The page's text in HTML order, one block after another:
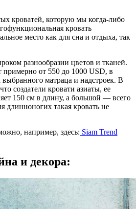
кроватей, которую мы когда-либо
кровать
место как для сна и отдыха, так
разнообразии цветов и тканей.
от 550 до 1000 USD, в
выбранного матраца и надстроек. В
создатели кровати азиаты, ее
150 см в длину, а большой — всего
длинноногих такая кровать не
например, здесь: Siam Trend
и декора: